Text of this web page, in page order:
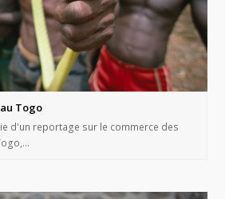
Togo
d'un reportage sur le commerce des